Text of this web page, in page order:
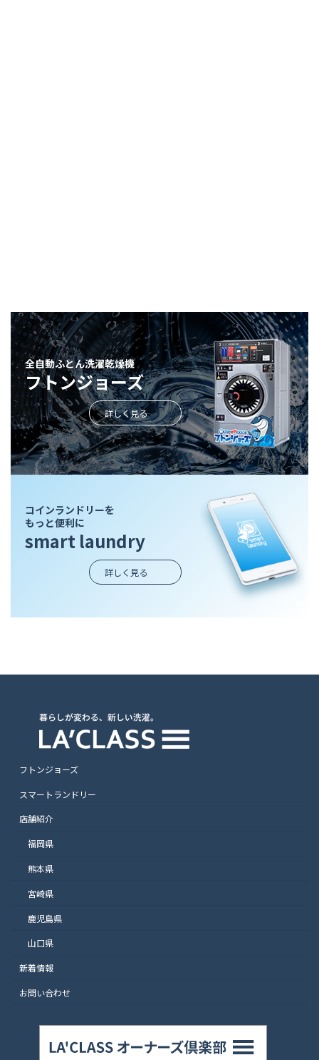
全自動ふとん洗濯乾燥機
フトンジョーズ
詳しく見る
コインランドリーを
もっと便利に
smart laundry
詳しく見る
フトンジョーズ
スマートランドリー
店舗紹介
福岡県
熊本県
宮崎県
鹿児島県
山口県
新着情報
お問い合わせ